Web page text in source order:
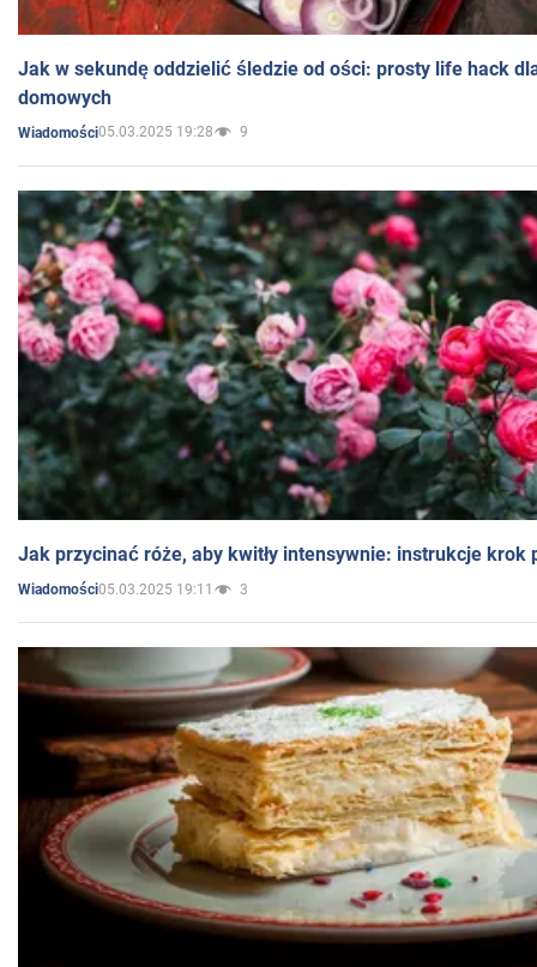
Jak w sekundę oddzielić śledzie od ości: prosty life hack
domowych
Wiadomości05.03.2025 19:28 9
Jak przycinać róże, aby kwitły intensywnie: instrukcje krok
Wiadomości05.03.2025 19:11 3